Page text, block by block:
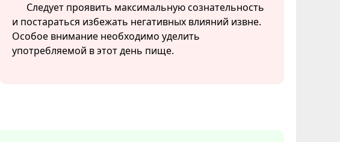
Следует проявить максимальную сознательность
и постараться избежать негативных влияний извне.
Особое внимание необходимо уделить
употребляемой в этот день пище.